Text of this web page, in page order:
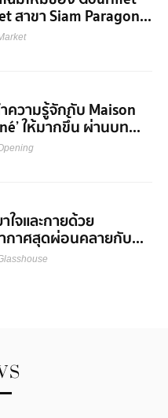
สาขา Siam Paragon...
ความรู้จักกับ Maison
ให้มากขึ้น ผ่านบท...
ใจและกายด้วย
กาศสุดผ่อนคลายกับ...